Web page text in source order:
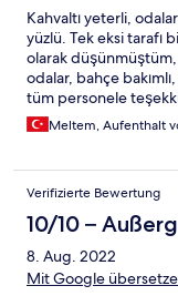
Kahvaltı yeterli,
yüzlü. Tek eksi tarafı
olarak düşünmüştüm,
odalar, bahçe
tüm personele
Meltem, Aufenthalt
Verifizierte Bewertung
10/10 –
8. Aug. 2022
Mit Google